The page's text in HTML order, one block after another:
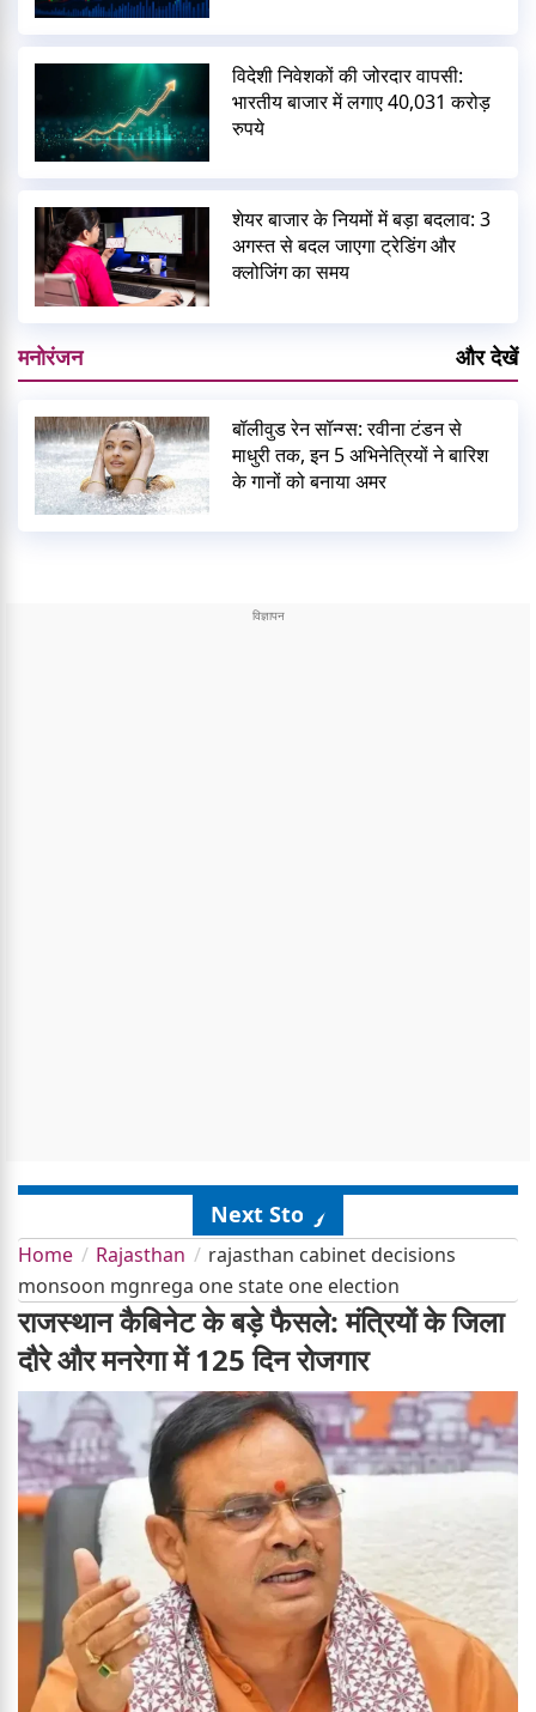
विदेशी निवेशकों की जोरदार वापसी:
भारतीय बाजार में लगाए 40,031 करोड़
रुपये
शेयर बाजार के नियमों में बड़ा बदलाव: 3
अगस्त से बदल जाएगा ट्रेडिंग और
क्लोजिंग का समय
मनोरंजन और देखें
बॉलीवुड रेन सॉन्ग्स: रवीना टंडन से
माधुरी तक, इन 5 अभिनेत्रियों ने बारिश
के गानों को बनाया अमर
Next Story
Home Rajasthan
rajasthan cabinet decisions
monsoon mgnrega one state one election
राजस्थान कैबिनेट के बड़े फैसले: मंत्रियों के जिला
दौरे और मनरेगा में 125 दिन रोजगार